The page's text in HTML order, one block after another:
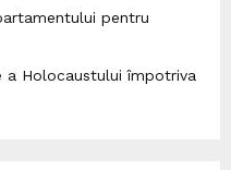
pentru
a Holocaustului împotriva